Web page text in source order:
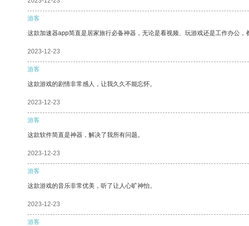
游客
这款加速器app简直是居家旅行必备神器，无论是看视频、玩游戏还是工作办公，
2023-12-23
游客
这款游戏的剧情非常感人，让我久久不能忘怀。
2023-12-23
游客
这款软件简直是神器，解决了我所有问题。
2023-12-23
游客
这款游戏的音乐非常优美，听了让人心旷神怡。
2023-12-23
游客